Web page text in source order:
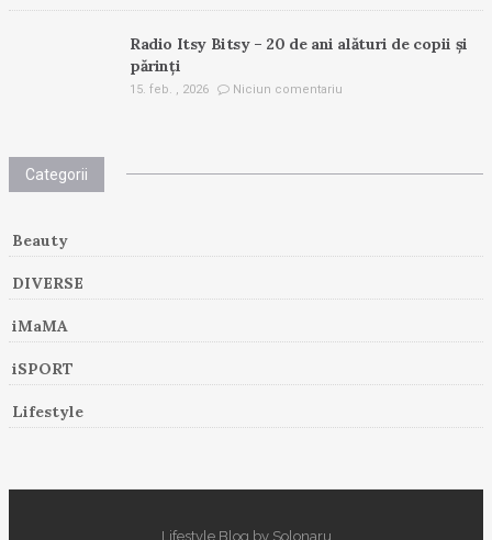
Radio Itsy Bitsy – 20 de ani alături de copii și
părinți
15. feb. , 2026 Niciun comentariu
Categorii
Beauty
DIVERSE
iMaMA
iSPORT
Lifestyle
Lifestyle Blog by Solonaru